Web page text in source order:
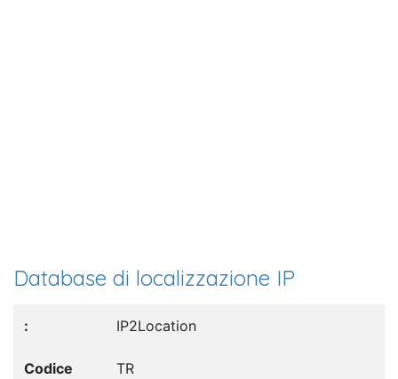
Database di localizzazione IP
IP2Location
TR